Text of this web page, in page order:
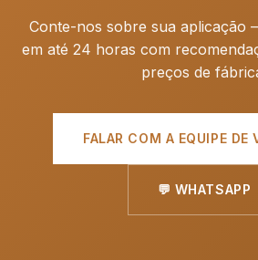
Conte-nos sobre sua aplicação
em até 24 horas com
preços de
FALAR COM A EQUIPE DE
💬 WHATSAPP